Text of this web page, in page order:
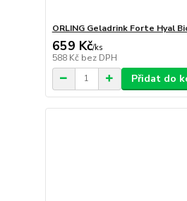
ORLING Geladrink Forte Hyal
659 Kč/ks
588 Kč bez DPH
Přidat do